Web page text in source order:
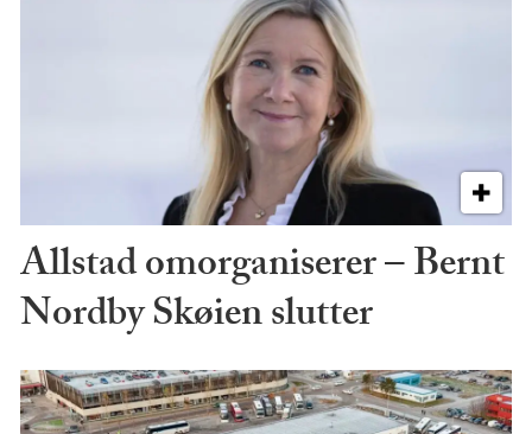
Allstad omorganiserer – Bernt
Nordby Skøien slutter